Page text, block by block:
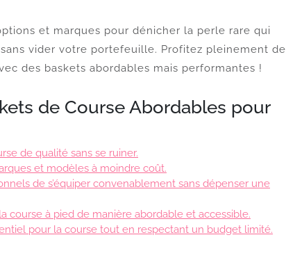
et marques pour dénicher la perle rare qui
vider votre portefeuille. Profitez pleinement de
des baskets abordables mais performantes !
de Course Abordables pour
de qualité sans se ruiner.
et modèles à moindre coût.
de s’équiper convenablement sans dépenser une
course à pied de manière abordable et accessible.
pour la course tout en respectant un budget limité.